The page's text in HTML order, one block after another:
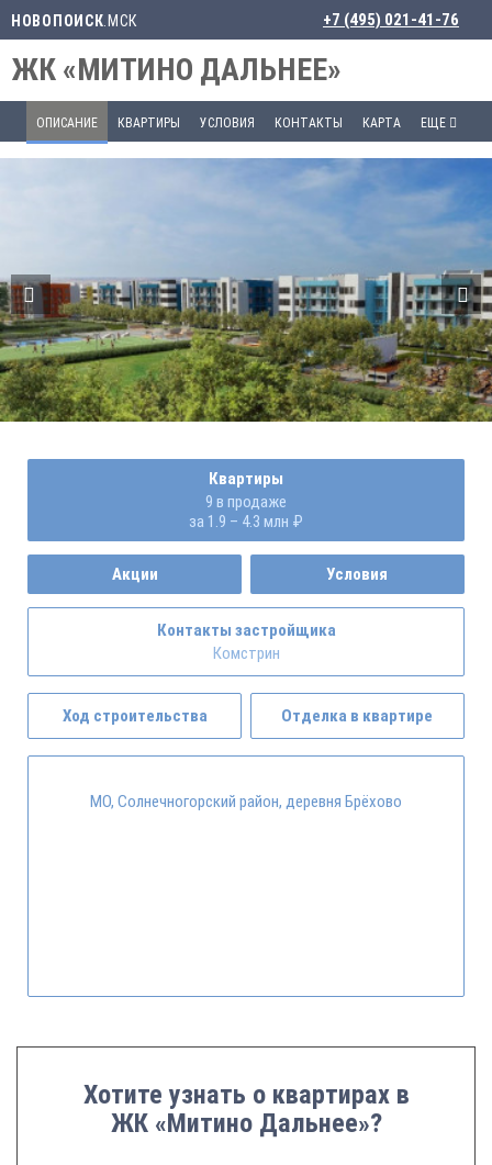
НОВОПОИСК .МСК +7 (495) 021-41-76
ЖК «МИТИНО ДАЛЬНЕЕ»
ОПИСАНИЕ КВАРТИРЫ УСЛОВИЯ КОНТАКТЫ КАРТА ЕЩЕ
Квартиры
9 в продаже
за 1.9 – 4.3 млн ₽
Акции Условия
Контакты застройщика
Комстрин
Ход строительства Отделка в квартире
МО, Солнечногорский район, деревня Брёхово
Хотите узнать о квартирах в
ЖК «Митино Дальнее»?